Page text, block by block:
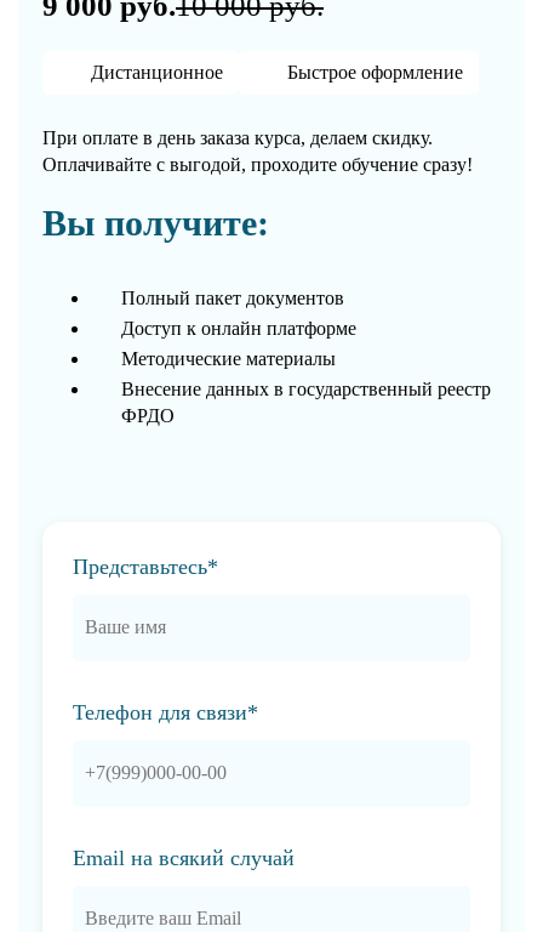
Дистанционное Быстрое оформление
При оплате в день заказа курса, делаем скидку.
Оплачивайте с выгодой, проходите обучение сразу!
Вы получите:
Полный пакет документов
Доступ к онлайн платформе
Методические материалы
Внесение данных в государственный реестр
ФРДО
Представьтесь*
Телефон для связи*
Email на всякий случай